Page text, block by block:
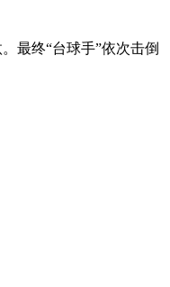
最终“台球手”依次击倒